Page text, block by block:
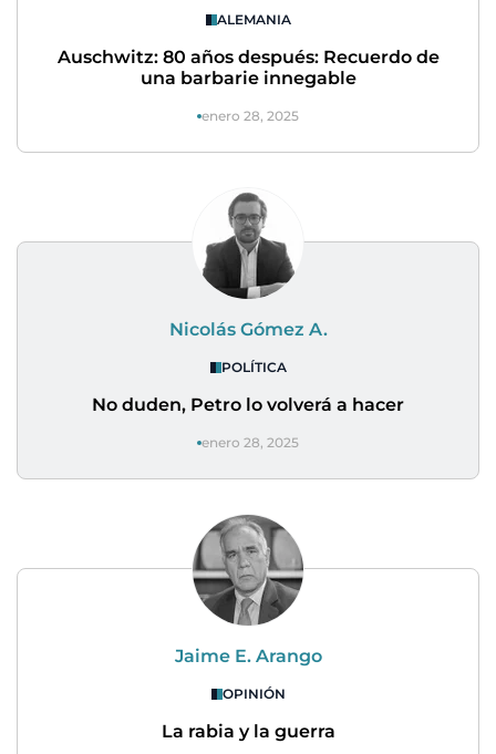
ALEMANIA
Auschwitz: 80 años después: Recuerdo de
una barbarie innegable
enero 28, 2025
Nicolás Gómez A.
POLÍTICA
No duden, Petro lo volverá a hacer
enero 28, 2025
Jaime E. Arango
OPINIÓN
La rabia y la guerra